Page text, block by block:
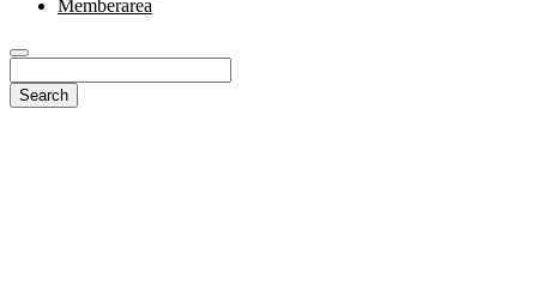
Memberarea